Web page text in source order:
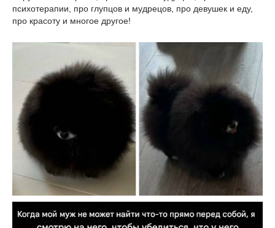
психотерапии, про глупцов и мудрецов, про девушек и еду,
про красоту и многое другое!